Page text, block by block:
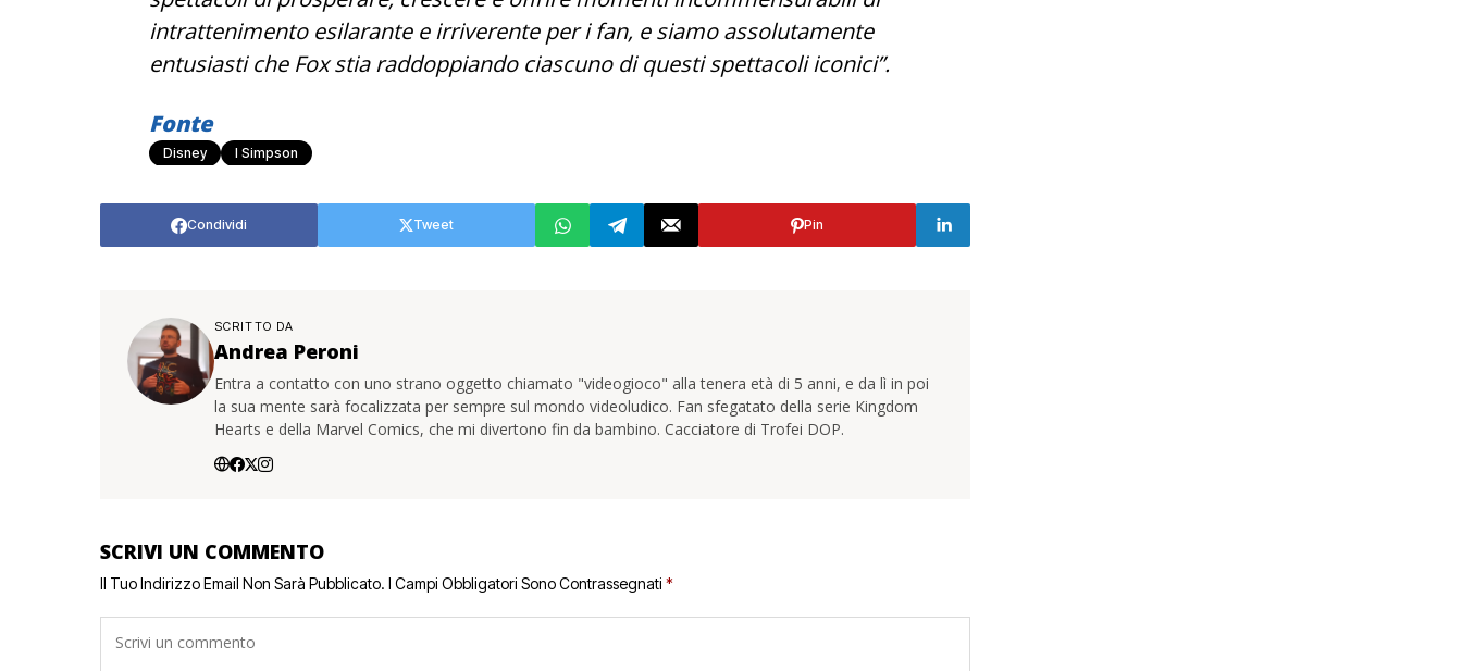
intrattenimento esilarante e irriverente per i fan, e siamo assolutamente
entusiasti che Fox stia raddoppiando ciascuno di questi spettacoli iconici”.
Fonte
Disney I Simpson
Condividi Tweet Pin
SCRITTO DA
Andrea Peroni
Entra a contatto con uno strano oggetto chiamato "videogioco" alla tenera età di 5 anni, e da lì in poi
la sua mente sarà focalizzata per sempre sul mondo videoludico. Fan sfegatato della serie Kingdom
Hearts e della Marvel Comics, che mi divertono fin da bambino. Cacciatore di Trofei DOP.
SCRIVI UN COMMENTO
Il Tuo Indirizzo Email Non Sarà Pubblicato. I Campi Obbligatori Sono Contrassegnati *